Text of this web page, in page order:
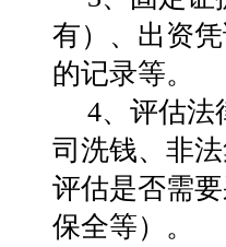
有）、出资
的记录等。
4、评估法
司洗钱、非
评估是否需
保全等）。